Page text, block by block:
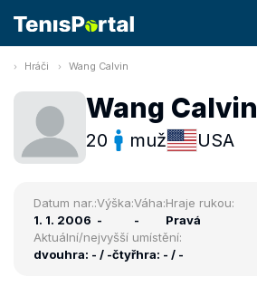
Hráči Wang Calvin
Wang Calvin
20 muž USA
Datum nar.:
1. 1. 2006
Výška:
-
Váha:
-
Hraje rukou:
Pravá
Aktuální/nejvyšší umístění:
dvouhra: - / -čtyřhra: - / -